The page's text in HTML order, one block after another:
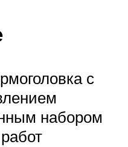
с
набором